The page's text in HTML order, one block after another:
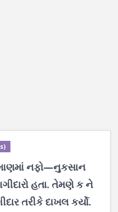
નફો—નુકસાન
હતા. તેમણે ક ને
તરીકે દાખલ કર્યો.